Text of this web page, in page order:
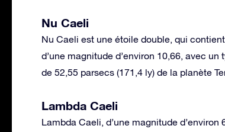
Nu Caeli
Nu Caeli est une étoile double, qui
d’une magnitude d’environ 10,66, avec
de 52,55 parsecs (171,4 ly) de la planète
Lambda Caeli
Lambda Caeli, d’une magnitude